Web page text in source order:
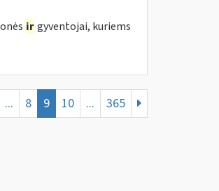
ir gyventojai, kuriems
... 8 9 10 ... 365